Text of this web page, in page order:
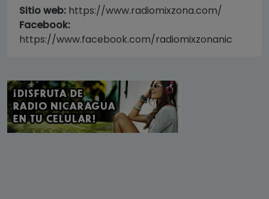
Sitio web: https://www.radiomixzona.com/
Facebook:
https://www.facebook.com/radiomixzonanic